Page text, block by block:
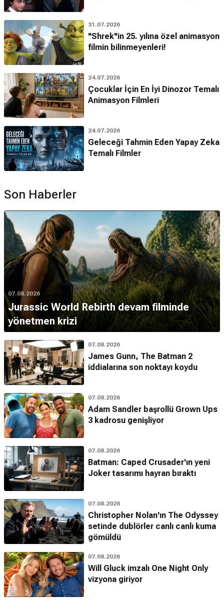
31.07.2026
"Shrek"in 25. yılına özel animasyon
filmin bilinmeyenleri!
24.07.2026
Çocuklar İçin En İyi Dinozor Temalı
Animasyon Filmleri
24.07.2026
Geleceği Tahmin Eden Yapay Zeka
Temalı Filmler
Son Haberler
07.08.2026
Jurassic World Rebirth devam filminde
yönetmen krizi
07.08.2026
James Gunn, The Batman 2
iddialarına son noktayı koydu
07.08.2026
Adam Sandler başrollü Grown Ups
3 kadrosu genişliyor
07.08.2026
Batman: Caped Crusader'ın yeni
Joker tasarımı hayran bıraktı
07.08.2026
Christopher Nolan'ın The Odyssey
setinde dublörler canlı canlı kuma
gömüldü
07.08.2026
Will Gluck imzalı One Night Only
vizyona giriyor